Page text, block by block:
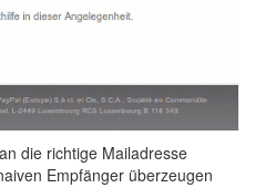
die richtige Mailadresse
Empfänger überzeugen